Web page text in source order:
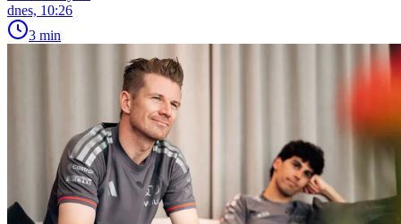
dnes, 10:26
3 min